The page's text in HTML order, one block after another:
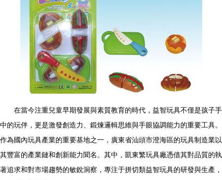
在當今注重兒童早期發展與素質教育的時代，益智玩具不僅是孩子手
中的玩伴，更是激發創造力、鍛煉邏輯思維與手眼協調能力的重要工具。
作為國內玩具產業的重要基地之一，廣東省汕頭市澄海區的玩具制造業以
其豐富的產業鏈和創新能力聞名。其中，凱東繁玩具廠憑借其對品質的執
著追求和對市場趨勢的敏銳洞察，專注于拼切類益智玩具的研發與生產，